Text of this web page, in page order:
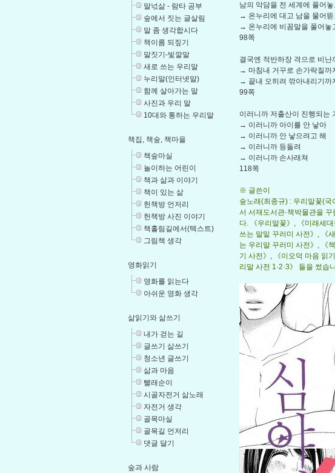
말넋삶 - 람타 공부
숲에서 짓는 글살림
말 좀 생각합시다
책이름 되짚기
말짓기-빛깔말
새로 쓰는 우리말
누리말(인터넷말)
함께 살아가는 말
사진과 우리 말
10대와 통하는 우리말
책집, 책숲, 책마을
책숲마실
놀이하는 어린이
책과 삶과 이야기
책이 있는 삶
헌책방 언저리
헌책방 사진 이야기
책홀림길에서(텍스트)
그림책 생각
영화읽기
영화를 읽는다
아쉬운 영화 생각
삶읽기와 삶쓰기
내가 걷는 길
글쓰기 삶쓰기
청소년 글쓰기
삶과 마음
빨래순이
시골자전거 삶노래
자전거 생각
골목마실
골목길 언저리
댓글 달기
숲과 사람
남의 악담을 전 세계에 풀어놓
→ 온누리에 대고 남을 물어뜯
→ 온누리에 비꼼말을 풀어놓
98쪽
결국엔 적반하장 격으로 비난
→ 마침내 거꾸로 손가락질까
→ 끝내 오히려 깎아내리기까
99쪽
이러니까 저출산이 진행되는
→ 이러니까 아이를 안 낳아
→ 이러니까 안 낳으려고 해
→ 이러니까 등돌려
→ 이러니까 손사래쳐
118쪽
※ 글쓴이
숲노래(최종규) : 우리말꽃(국
서 서재도서관·책박물관을 꾸
다. 《우리말꽃》, 《미래세
쓰는 말밑 꾸러미 사전》, 《
는 우리말 꾸러미 사전》, 《
기 사전》, 《이오덕 마음 읽
리말 사전 1·2·3》 들을 썼